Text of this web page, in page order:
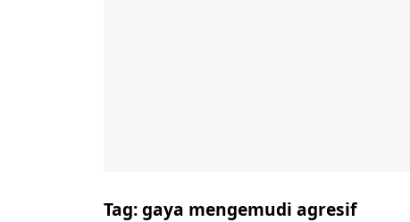
Tag:gaya mengemudi agresif